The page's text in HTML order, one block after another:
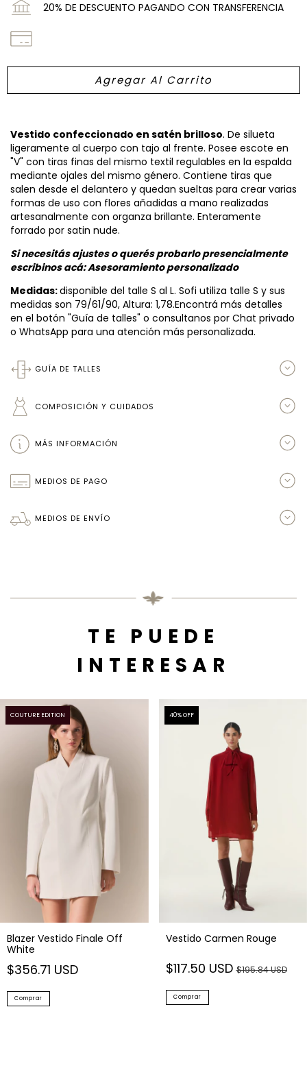
20% DE DESCUENTO PAGANDO CON TRANSFERENCIA
Vestido confeccionado en satén brilloso. De silueta
ligeramente al cuerpo con tajo al frente. Posee escote en
"V" con tiras finas del mismo textil regulables en la espalda
mediante ojales del mismo género. Contiene tiras que
salen desde el delantero y quedan sueltas para crear varias
formas de uso con flores añadidas a mano realizadas
artesanalmente con organza brillante. Enteramente
forrado por satin nude.
Si necesitás ajustes o querés probarlo presencialmente
escribinos acá:Asesoramiento personalizado
Medidas:disponible del talle S al L. Sofi utiliza talle S y sus
medidas son 79/61/90, Altura: 1,78.Encontrá más detalles
en el botón "Guía de talles" o consultanos por Chat privado
o WhatsApp para una atención más personalizada.
GUÍA DE TALLES
COMPOSICIÓN Y CUIDADOS
MÁS INFORMACIÓN
MEDIOS DE PAGO
MEDIOS DE ENVÍO
TE PUEDE
INTERESAR
COUTURE EDITION
Blazer Vestido Finale Off
White
$356.71 USD
Comprar
40% OFF
Vestido Carmen Rouge
$117.50 USD$195.84 USD
Comprar